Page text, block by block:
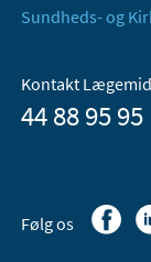
Sundheds- og
Kontakt
44 88 95
Følg os